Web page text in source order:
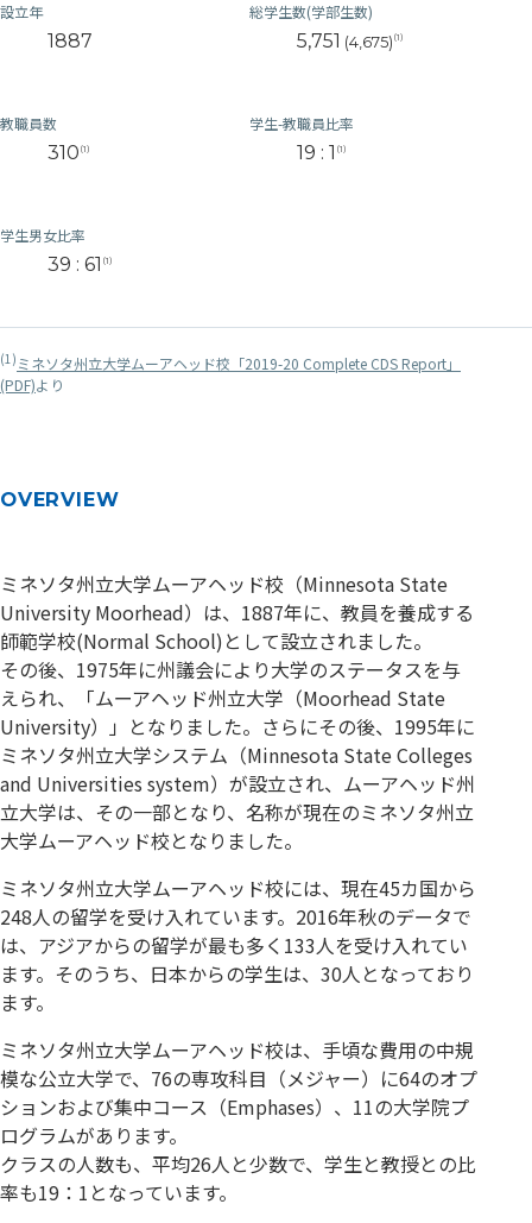
設立年
1887
総学生数(学部生数)
5,751 (4,675) (1)
教職員数
310 (1)
学生-教職員比率
19 : 1 (1)
学生男女比率
39 : 61 (1)
(1) ミネソタ州立大学ムーアヘッド校「2019-20 Complete CDS Report」
(PDF)より
OVERVIEW
ミネソタ州立大学ムーアヘッド校（Minnesota State
University Moorhead）は、1887年に、教員を養成する
師範学校(Normal School)として設立されました。
その後、1975年に州議会により大学のステータスを与
えられ、「ムーアヘッド州立大学（Moorhead State
University）」となりました。さらにその後、1995年に
ミネソタ州立大学システム（Minnesota State Colleges
and Universities system）が設立され、ムーアヘッド州
立大学は、その一部となり、名称が現在のミネソタ州立
大学ムーアヘッド校となりました。
ミネソタ州立大学ムーアヘッド校には、現在45カ国から
248人の留学を受け入れています。2016年秋のデータで
は、アジアからの留学が最も多く133人を受け入れてい
ます。そのうち、日本からの学生は、30人となっており
ます。
ミネソタ州立大学ムーアヘッド校は、手頃な費用の中規
模な公立大学で、76の専攻科目（メジャー）に64のオプ
ションおよび集中コース（Emphases）、11の大学院プ
ログラムがあります。
クラスの人数も、平均26人と少数で、学生と教授との比
率も19：1となっています。